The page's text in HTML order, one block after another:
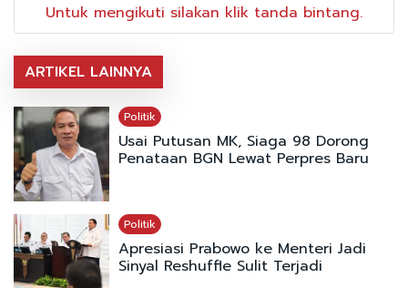
Untuk mengikuti silakan klik tanda bintang.
ARTIKEL LAINNYA
Politik
Usai Putusan MK, Siaga 98 Dorong
Penataan BGN Lewat Perpres Baru
Politik
Apresiasi Prabowo ke Menteri Jadi
Sinyal Reshuffle Sulit Terjadi